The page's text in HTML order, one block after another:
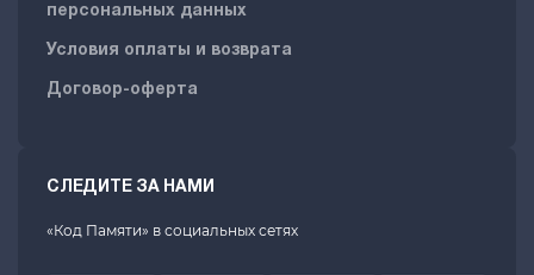
персональных данных
Условия оплаты и возврата
Договор-оферта
СЛЕДИТЕ ЗА НАМИ
«Код Памяти» в социальных сетях